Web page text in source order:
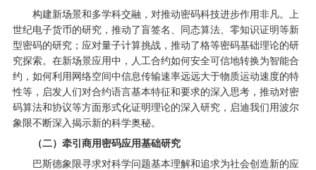
构建新场景和多学科交融，对推动密码科技进步作用非凡。上
世纪电子货币的研究，推动了盲签名、同态算法、零知识证明等新
型密码的研究；应对量子计算挑战，推动了格等密码基础理论的研
究探索。在新场景应用中，人工合约如何安全可信地转换为智能合
约，如何利用网络空间中信息传输速率远远大于物质运动速度的特
性等，启发人们对合约语言基本特征和要求的深入思考，推动对密
码算法和协议等方面形式化证明理论的深入研究，启迪我们用波尔
象限不断深入揭示新的科学奥秘。
（二）牵引商用密码应用基础研究
巴斯德象限寻求对科学问题基本理解和追求为社会创造新的应